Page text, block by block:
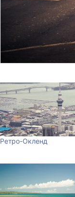
Ретро-Окленд